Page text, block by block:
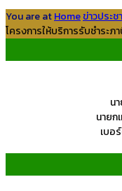
You are atHomeข่าวประ
โครงการให้บริการรับชำระ
น
นายก
เบอ